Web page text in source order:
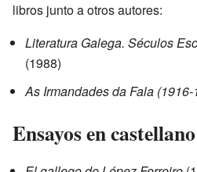
libros junto a otros autores:
Literatura Galega. Séculos
(1988)
As Irmandades da Fala
Ensayos en castellano